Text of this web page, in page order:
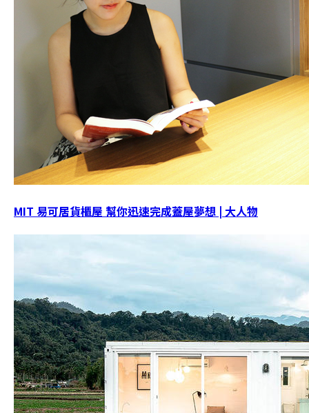
MIT 易可居貨櫃屋 幫你迅速完成蓋屋夢想 | 大人物